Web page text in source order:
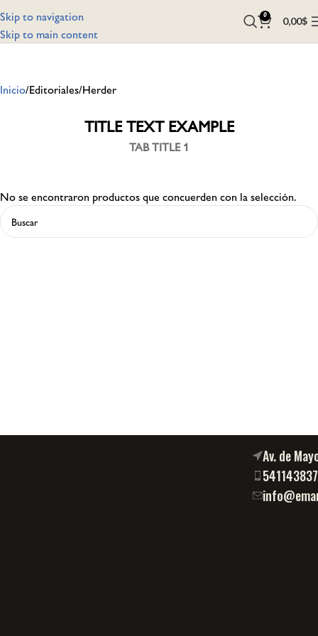
Skip to navigation
Skip to main content
0 0,00$
Inicio Editoriales Herder
TITLE TEXT EXAMPLE
TAB TITLE 1
No se encontraron productos que concuerden con la selección.
Av. de